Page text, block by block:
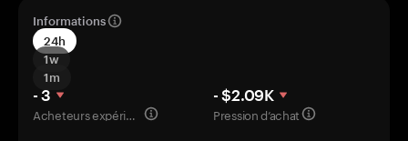
Informations
24h
1w
1m
- 3
Acheteurs expérimentés
- $2.09K
Pression d’achat